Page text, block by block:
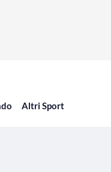
Altri Sport